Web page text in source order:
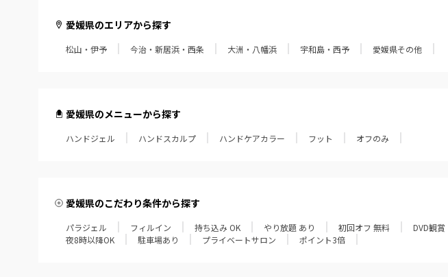
愛媛県のエリアから探す
松山・伊予 今治・新居浜・西条 大洲・八幡浜 宇和島・西予 愛媛県その他
愛媛県のメニューから探す
ハンドジェル ハンドスカルプ ハンドケアカラー フット オフのみ
愛媛県のこだわり条件から探す
パラジェル フィルイン 持ち込み OK やり放題 あり 初回オフ 無料 DVD観賞
夜8時以降OK
駐車場あり プライベートサロン ポイント3倍